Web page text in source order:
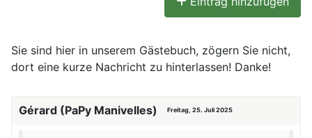
Sie sind hier in unserem Gästebuch, zögern Sie nicht,
dort eine kurze Nachricht zu hinterlassen! Danke!
Gérard (PaPy Manivelles) Freitag, 25. Juli 2025